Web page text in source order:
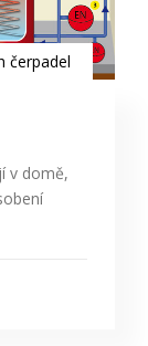
čerpadel
v domě,